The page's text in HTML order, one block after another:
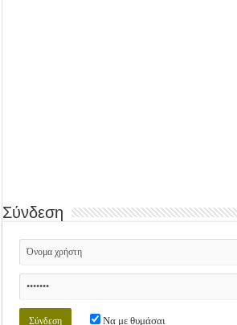
Σύνδεση
Να με θυμάσαι